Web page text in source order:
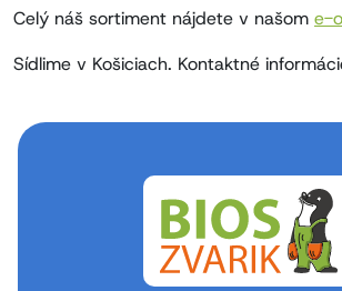
Celý náš sortiment nájdete v našom e-
Sídlime v Košiciach. Kontaktné